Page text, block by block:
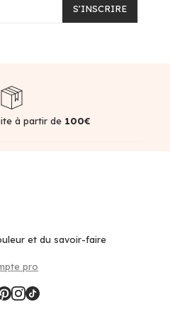
S'INSCRIRE
à partir de 100€
et du savoir-faire
pro